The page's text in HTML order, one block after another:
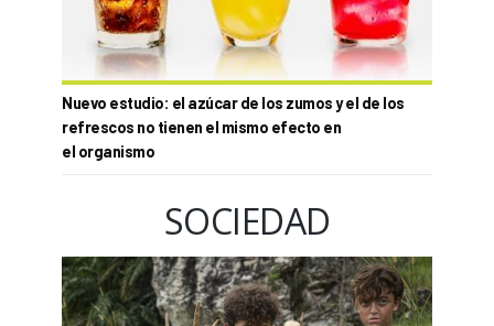
Nuevo estudio: el azúcar de los zumos y el de los
refrescos no tienen el mismo efecto en
el organismo
SOCIEDAD